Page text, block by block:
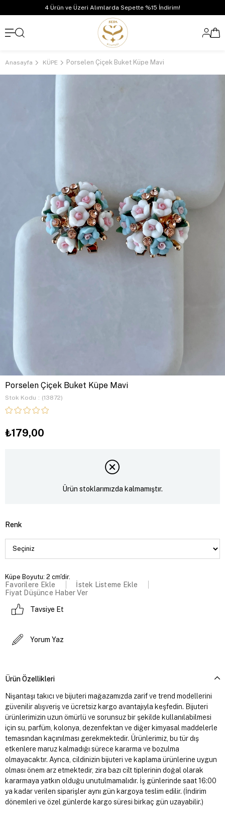
4 Ürün ve Üzeri Alımlarda Sepette %15 İndirim!
Anasayfa KÜPE Porselen Çiçek Buket Küpe Mavi
Porselen Çiçek Buket Küpe Mavi
Stok Kodu (13872)
₺179,00
Ürün stoklarımızda kalmamıştır.
Renk
Küpe Boyutu: 2 cm'dir.
Favorilere Ekle
İstek Listeme Ekle
Fiyat Düşünce Haber Ver
Tavsiye Et
Yorum Yaz
Ürün Özellikleri
Nişantaşı takıcı ve bijuteri mağazamızda zarif ve trend modellerini
güvenilir alışveriş ve ücretsiz kargo avantajıyla keşfedin. Bijuteri
ürünlerimizin uzun ömürlü ve sorunsuz bir şekilde kullanılabilmesi
için su, parfüm, kolonya, dezenfektan ve diğer kimyasal maddelerle
temasından kaçınılması gerekmektedir. Ürünlerimiz, bu tür dış
etkenlere maruz kalmadığı sürece kararma ve bozulma
olmayacaktır. Ayrıca, cildinizin bijuteri ve kaplama ürünlerine uygun
olması önem arz etmektedir, zira bazı cilt tiplerinin doğal olarak
kararmaya yatkın olduğu unutulmamalıdır. İş günlerinde saat 16:00
ya kadar verilen siparişler aynı gün kargoya teslim edilir. (İndirim
dönemleri ve özel günlerde kargo süresi birkaç gün uzayabilir.)